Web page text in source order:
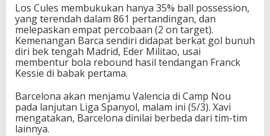
Los Cules membukukan hanya 35% ball possession,
yang terendah dalam 861 pertandingan, dan
melepaskan empat percobaan (2 on target).
Kemenangan Barca sendiri didapat berkat gol bunuh
diri bek tengah Madrid, Eder Militao, usai
membentur bola rebound hasil tendangan Franck
Kessie di babak pertama.
Barcelona akan menjamu Valencia di Camp Nou
pada lanjutan Liga Spanyol, malam ini (5/3). Xavi
mengatakan, Barcelona dinilai berbeda dari tim-tim
lainnya.